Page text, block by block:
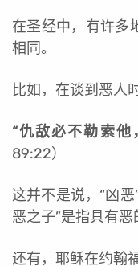
在圣经中，有许多
相同。
比如，在谈到恶人
“仇敌必不勒索
89:22）
这并不是说，“凶
恶之子”是指具有恶
还有，耶稣在约翰